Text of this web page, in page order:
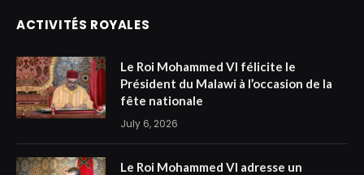
ACTIVITÉS ROYALES
Le Roi Mohammed VI félicite le
Président du Malawi à l’occasion de la
fête nationale
July 6, 2026
Le Roi Mohammed VI adresse un